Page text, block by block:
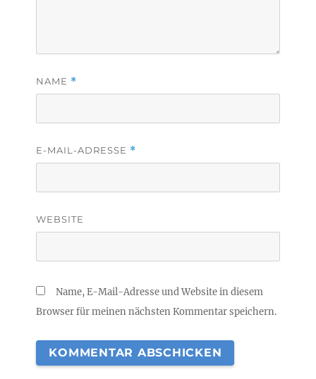
NAME *
E-MAIL-ADRESSE *
WEBSITE
Name, E-Mail-Adresse und Website in diesem
Browser für meinen nächsten Kommentar speichern.